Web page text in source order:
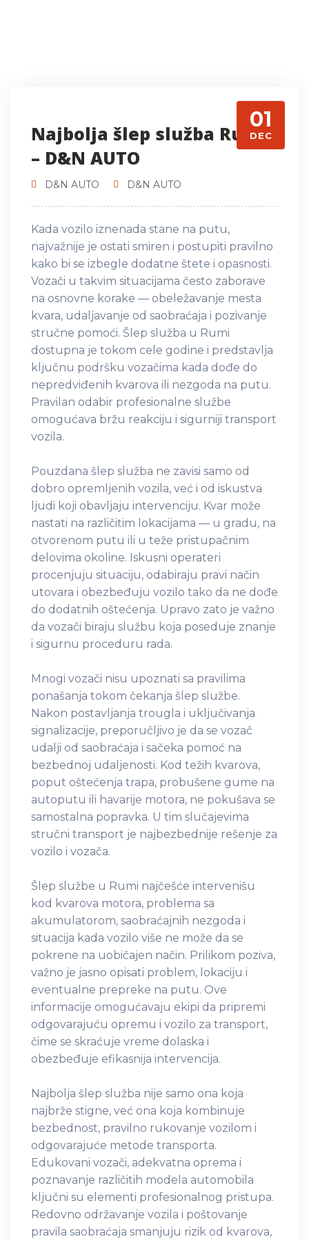
01
DEC
Najbolja šlep služba Ruma
– D&N AUTO
D&N AUTO D&N AUTO
Kada vozilo iznenada stane na putu,
najvažnije je ostati smiren i postupiti pravilno
kako bi se izbegle dodatne štete i opasnosti.
Vozači u takvim situacijama često zaborave
na osnovne korake — obeležavanje mesta
kvara, udaljavanje od saobraćaja i pozivanje
stručne pomoći. Šlep služba u Rumi
dostupna je tokom cele godine i predstavlja
ključnu podršku vozačima kada dođe do
nepredviđenih kvarova ili nezgoda na putu.
Pravilan odabir profesionalne službe
omogućava bržu reakciju i sigurniji transport
vozila.
Pouzdana šlep služba ne zavisi samo od
dobro opremljenih vozila, već i od iskustva
ljudi koji obavljaju intervenciju. Kvar može
nastati na različitim lokacijama — u gradu, na
otvorenom putu ili u teže pristupačnim
delovima okoline. Iskusni operateri
procenjuju situaciju, odabiraju pravi način
utovara i obezbeđuju vozilo tako da ne dođe
do dodatnih oštećenja. Upravo zato je važno
da vozači biraju službu koja poseduje znanje
i sigurnu proceduru rada.
Mnogi vozači nisu upoznati sa pravilima
ponašanja tokom čekanja šlep službe.
Nakon postavljanja trougla i uključivanja
signalizacije, preporučljivo je da se vozač
udalji od saobraćaja i sačeka pomoć na
bezbednoj udaljenosti. Kod težih kvarova,
poput oštećenja trapa, probušene gume na
autoputu ili havarije motora, ne pokušava se
samostalna popravka. U tim slučajevima
stručni transport je najbezbednije rešenje za
vozilo i vozača.
Šlep službe u Rumi najčešće intervenišu
kod kvarova motora, problema sa
akumulatorom, saobraćajnih nezgoda i
situacija kada vozilo više ne može da se
pokrene na uobičajen način. Prilikom poziva,
važno je jasno opisati problem, lokaciju i
eventualne prepreke na putu. Ove
informacije omogućavaju ekipi da pripremi
odgovarajuću opremu i vozilo za transport,
čime se skraćuje vreme dolaska i
obezbeđuje efikasnija intervencija.
Najbolja šlep služba nije samo ona koja
najbrže stigne, već ona koja kombinuje
bezbednost, pravilno rukovanje vozilom i
odgovarajuće metode transporta.
Edukovani vozači, adekvatna oprema i
poznavanje različitih modela automobila
ključni su elementi profesionalnog pristupa.
Redovno održavanje vozila i poštovanje
pravila saobraćaja smanjuju rizik od kvarova,